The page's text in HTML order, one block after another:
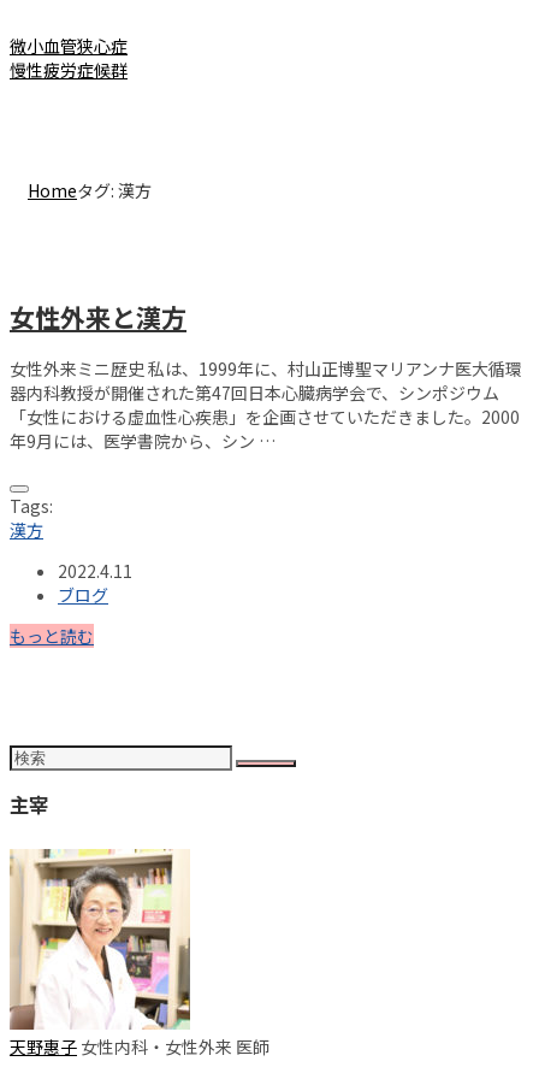
微小血管狭心症
慢性疲労症候群
Homeタグ: 漢方
女性外来と漢方
女性外来ミニ歴史 私は、1999年に、村山正博聖マリアンナ医大循環
器内科教授が開催された第47回日本心臓病学会で、シンポジウム
「女性における虚血性心疾患」を企画させていただきました。2000
年9月には、医学書院から、シン …
Tags:
漢方
2022.4.11
ブログ
もっと読む
主宰
天野惠子 女性内科・女性外来 医師